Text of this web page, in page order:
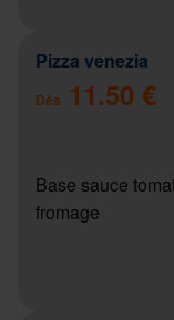
Pizza venezia
Dès 11.50 €
Base sauce
fromage